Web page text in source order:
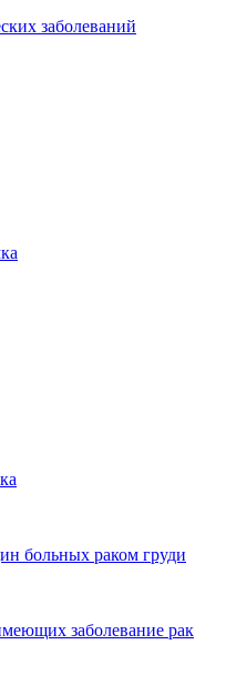
заболеваний
больных раком груди
заболевание рак